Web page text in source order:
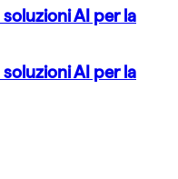
AI per la
AI per la